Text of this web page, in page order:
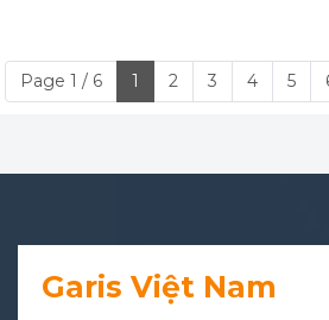
Page 1 / 6 1 2 3 4 5
Garis Việt Nam